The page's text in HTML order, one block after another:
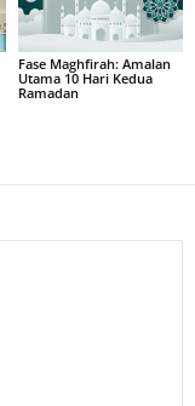
Fase Maghfirah: Amalan
Utama 10 Hari Kedua
Ramadan